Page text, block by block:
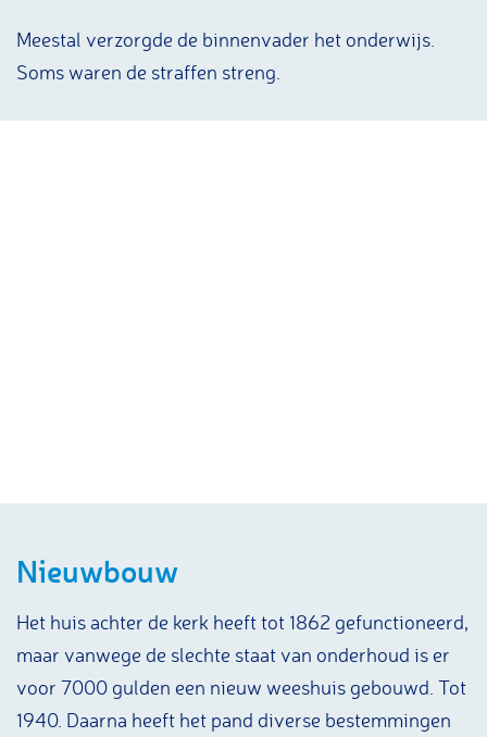
Meestal verzorgde de binnenvader het onderwijs.
Soms waren de straffen streng.
Nieuwbouw
Het huis achter de kerk heeft tot 1862 gefunctioneerd,
maar vanwege de slechte staat van onderhoud is er
voor 7000 gulden een nieuw weeshuis gebouwd. Tot
1940. Daarna heeft het pand diverse bestemmingen